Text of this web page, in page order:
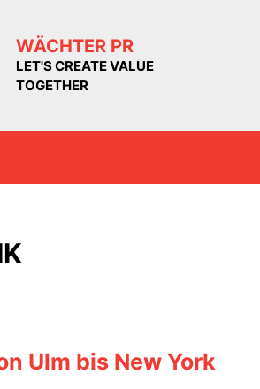
WÄCHTER PR
LET'S CREATE VALUE
TOGETHER
Ulm bis New York